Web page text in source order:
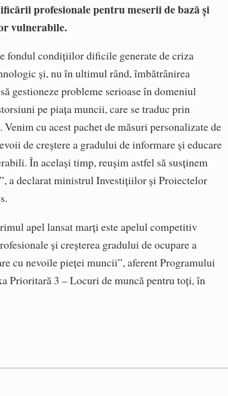
profesionale pentru meserii de bază şi
vulnerabile.
fondul condiţiilor dificile generate de criza
şi, nu în ultimul rând, îmbătrânirea
gestioneze probleme serioase în domeniul
pe piaţa muncii, care se traduc prin
cu acest pachet de măsuri personalizate de
de creştere a gradului de informare şi educare
În acelaşi timp, reuşim astfel să susţinem
a declarat ministrul Investiţiilor şi Proiectelor
apel lansat marţi este apelul competitiv
şi creşterea gradului de ocupare a
cu nevoile pieţei muncii”, aferent Programului
Prioritară 3 – Locuri de muncă pentru toţi, în